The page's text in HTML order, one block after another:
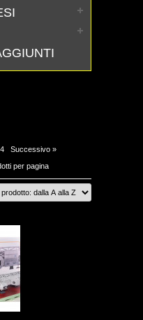
4
Successivo »
per pagina